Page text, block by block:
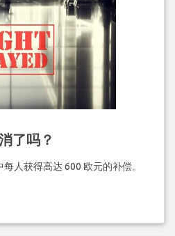
了吗？
人获得高达 600 欧元的补偿。